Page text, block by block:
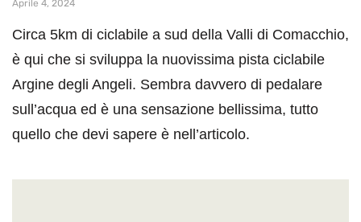
Aprile 4, 2024
Circa 5km di ciclabile a sud della Valli di Comacchio,
è qui che si sviluppa la nuovissima pista ciclabile
Argine degli Angeli. Sembra davvero di pedalare
sull’acqua ed è una sensazione bellissima, tutto
quello che devi sapere è nell’articolo.